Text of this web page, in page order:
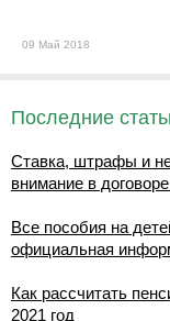
09 Май 2018
Последние
Ставка, штрафы и
внимание в
Все пособия на
официальная
Как рассчитать
2021 год